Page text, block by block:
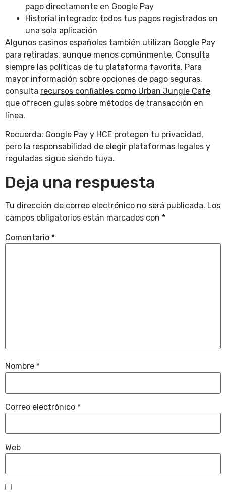
pago directamente en Google Pay
Historial integrado: todos tus pagos registrados en
una sola aplicación
Algunos casinos españoles también utilizan Google Pay
para retiradas, aunque menos comúnmente. Consulta
siempre las políticas de tu plataforma favorita. Para
mayor información sobre opciones de pago seguras,
consulta recursos confiables como Urban Jungle Cafe
que ofrecen guías sobre métodos de transacción en
línea.
Recuerda: Google Pay y HCE protegen tu privacidad,
pero la responsabilidad de elegir plataformas legales y
reguladas sigue siendo tuya.
Deja una respuesta
Tu dirección de correo electrónico no será publicada. Los
campos obligatorios están marcados con *
Comentario *
Nombre *
Correo electrónico *
Web